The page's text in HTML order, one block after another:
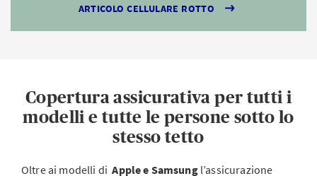
ARTICOLO CELLULARE ROTTO
Copertura assicurativa per tutti i
modelli e tutte le persone sotto lo
stesso tetto
Oltre ai modelli diApple e Samsungl’assicurazione